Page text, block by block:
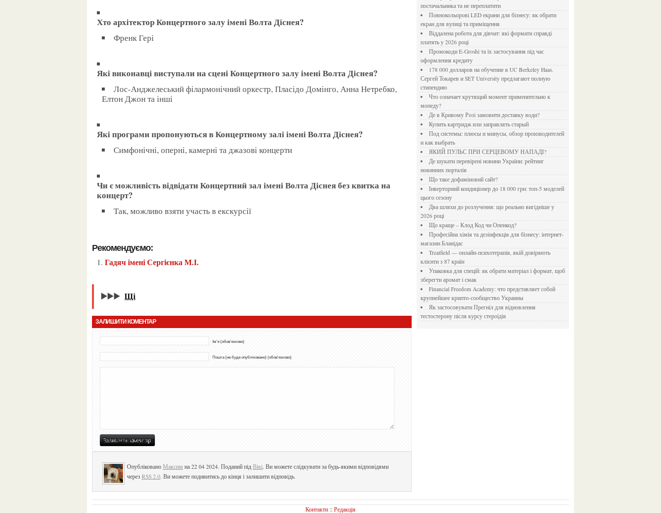
Хто архітектор Концертного залу імені Волта Діснея?
Френк Гері
Які виконавці виступали на сцені Концертного залу імені Волта Діснея?
Лос-Анджелеський філармонічний оркестр, Пласідо Домінго, Анна Нетребко,
Елтон Джон та інші
Які програми пропонуються в Концертному залі імені Волта Діснея?
Симфонічні, оперні, камерні та джазові концерти
Чи є можливість відвідати Концертний зал імені Волта Діснея без квитка на
концерт?
Так, можливо взяти участь в екскурсії
Рекомендуємо:
Гадяч імені Сергієнка М.І.
▶️▶️▶️ Щі
ЗАЛИШИТИ КОМЕНТАР
Ім'я (обов'язково)
Пошта (не буде опубліковано) (обов'язково)
Опубліковано Максим на 22 04 2024. Поданий під Вікі. Ви можете слідкувати за будь-якими відповідями
через RSS 2.0. Ви можете подивитись до кінця і залишити відповідь.
постачальника та не переплатити
Повнокольорові LED екрани для бізнесу: як обрати
екран для вулиці та приміщення
Віддалена робота для дівчат: які формати справді
платять у 2026 році
Промокоди E-Groshi та їх застосування під час
оформлення кредиту
178 000 долларов на обучение в UC Berkeley Haas.
Сергей Токарев и SET University предлагают полную
стипендию
Что означает крутящий момент применительно к
мопеду?
Де в Кривому Розі замовити доставку води?
Купить картридж или заправлять старый
Под системы: плюсы и минусы, обзор производителей
и как выбрать
ЯКИЙ ПУЛЬС ПРИ СЕРЦЕВОМУ НАПАДІ?
Де шукати перевірені новини України: рейтинг
новинних порталів
Що таке дофаміновий сайт?
Інверторний кондиціонер до 18 000 грн: топ-5 моделей
цього сезону
Два шляхи до розлучення: що реально вигідніше у
2026 році
Що краще – Клод Код чи Опенкод?
Професійна хімія та дезінфекція для бізнесу: інтернет-
магазин Бланідас
Treatfield — онлайн-психотерапія, якій довіряють
клієнти з 87 країн
Упаковка для спецій: як обрати матеріал і формат, щоб
зберегти аромат і смак
Financial Freedom Academy: что представляет собой
крупнейшее крипто-сообщество Украины
Як застосовувати Прегніл для відновлення
тестостерону після курсу стероїдів
Контакти ::Редакція